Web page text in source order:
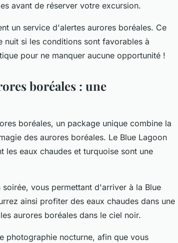
avant de réserver votre excursion.
un service d'alertes aurores boréales. Ce
nuit si les conditions sont favorables à
pour ne manquer aucune opportunité !
boréales : une
boréales, un package unique combine la
des aurores boréales. Le Blue Lagoon
les eaux chaudes et turquoise sont une
soirée, vous permettant d'arriver à la Blue
ainsi profiter des eaux chaudes dans une
aurores boréales dans le ciel noir.
photographie nocturne, afin que vous